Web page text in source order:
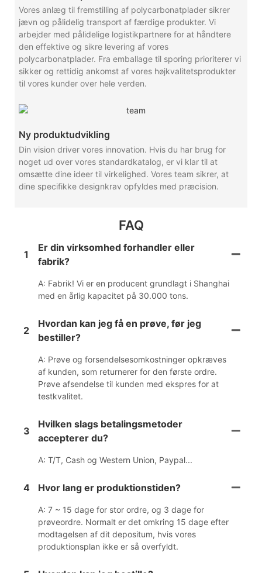
Vores anlæg til fremstilling af polycarbonatplader sikrer
jævn og pålidelig transport af færdige produkter. Vi
arbejder med pålidelige logistikpartnere for at håndtere
den effektive og sikre levering af vores
polycarbonatplader. Fra emballage til sporing prioriterer vi
sikker og rettidig ankomst af vores højkvalitetsprodukter
til vores kunder over hele verden.
Ny produktudvikling
Din vision driver vores innovation. Hvis du har brug for
noget ud over vores standardkatalog, er vi klar til at
omsætte dine ideer til virkelighed. Vores team sikrer, at
dine specifikke designkrav opfyldes med præcision.
FAQ
1
Er din virksomhed forhandler eller
fabrik?
A: Fabrik! Vi er en producent grundlagt i Shanghai
med en årlig kapacitet på 30.000 tons.
2
Hvordan kan jeg få en prøve, før jeg
bestiller?
A: Prøve og forsendelsesomkostninger opkræves
af kunden, som returnerer for den første ordre.
Prøve afsendelse til kunden med ekspres for at
testkvalitet.
3
Hvilken slags betalingsmetoder
accepterer du?
A: T/T, Cash og Western Union, Paypal...
4 Hvor lang er produktionstiden?
A: 7 ~ 15 dage for stor ordre, og 3 dage for
prøveordre. Normalt er det omkring 15 dage efter
modtagelsen af ​​dit depositum, hvis vores
produktionsplan ikke er så overfyldt.